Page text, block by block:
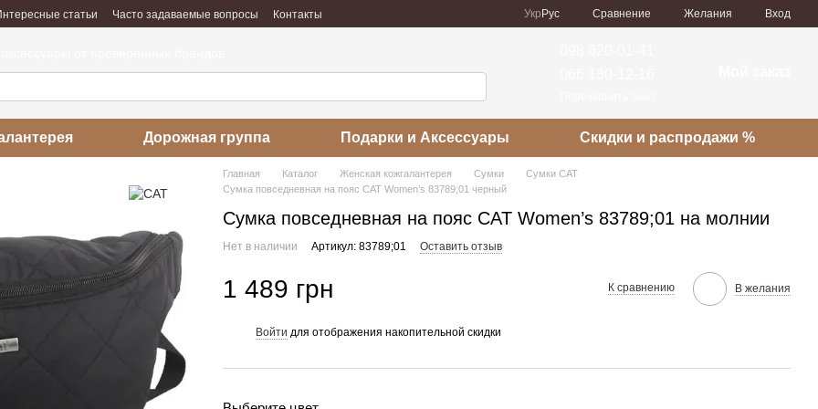
статьи Часто задаваемые вопросы
Контакты
Укр Рус Сравнение Желания Вход
Дорожная группа Подарки и Аксессуары Скидки и распродажи %
Главная Каталог Женская кожгалантерея Сумки
Сумки CAT
Сумка повседневная на пояс CAT Women’s 83789;01 черный
Сумка повседневная на пояс CAT Women’s 83789;01 на молнии
Нет в наличии Артикул: 83789;01 Оставить отзыв
1 489 грн К сравнению В желания
Войти для отображения накопительной скидки